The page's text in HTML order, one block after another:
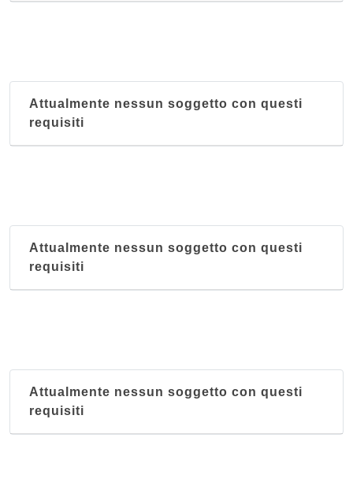
Attualmente nessun soggetto con questi
requisiti
Attualmente nessun soggetto con questi
requisiti
Attualmente nessun soggetto con questi
requisiti